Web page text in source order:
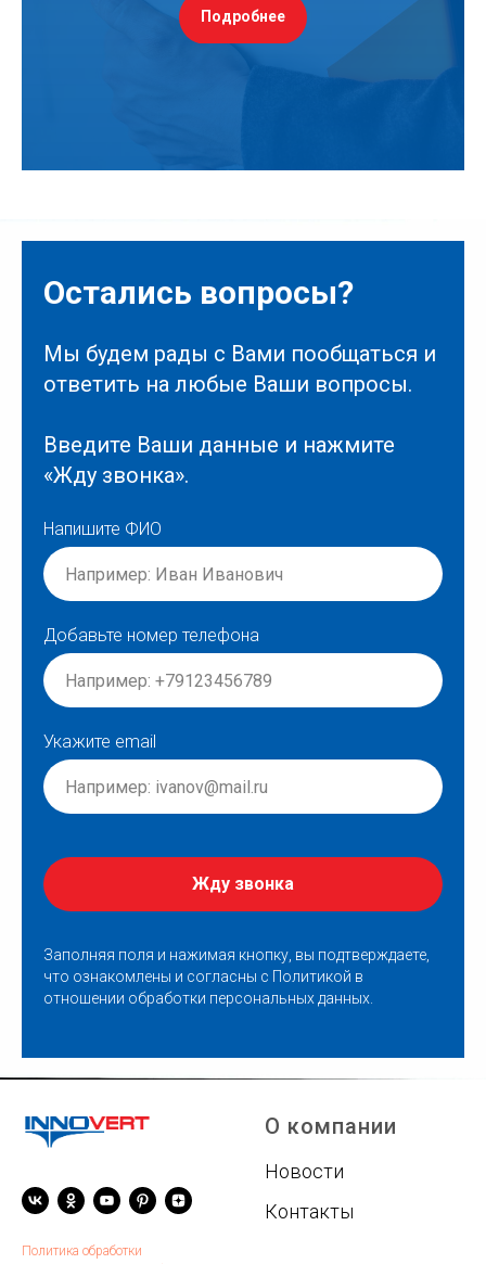
Подробнее
Остались вопросы?
Мы будем рады с Вами пообщаться и
ответить на любые Ваши вопросы.
Введите Ваши данные и нажмите
«Жду звонка».
Напишите ФИО
Добавьте номер телефона
Укажите email
Жду звонка
Заполняя поля и нажимая кнопку, вы подтверждаете,
что ознакомлены и согласны с Политикой в
отношении обработки персональных данных
Политика обработки
О компании
Новости
Контакты